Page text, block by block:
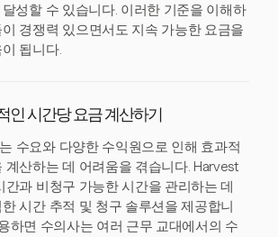
성할 수 있습니다. 이러한 기준을 이해하
경쟁력 있으면서도 지속 가능한 요금을
됩니다.
인 시간당 요금 계산하기
수요와 다양한 수익원으로 인해 효과적
계산하는 데 어려움을 겪습니다. Harvest
간과 비청구 가능한 시간을 관리하는 데
시간 추적 및 청구 솔루션을 제공합니
하면 수의사는 여러 근무 교대에서의 수